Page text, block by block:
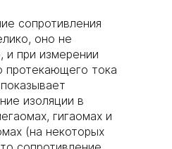
сопротивления
оно не
и при измерении
протекающего тока
изоляции в
гигаомах и
(на некоторых